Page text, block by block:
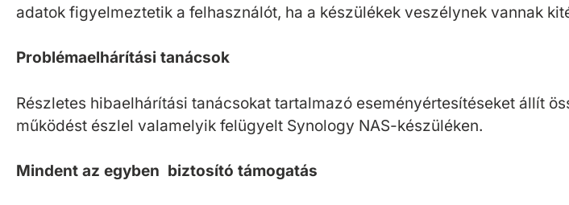
adatok figyelmeztetik a felhasználót, ha a készülékek veszélynek vannak
Problémaelhárítási tanácsok
Részletes hibaelhárítási tanácsokat tartalmazó eseményértesítéseket állít
működést észlel valamelyik felügyelt Synology NAS-készüléken.
Mindent az egyben biztosító támogatás